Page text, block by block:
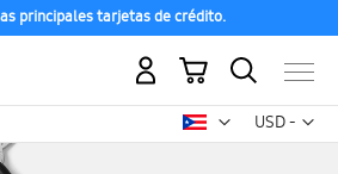
principales tarjetas de crédito.
USD -
dólar
Mi carrito